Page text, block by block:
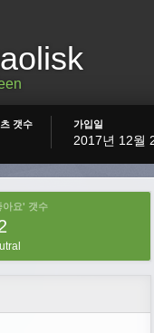
갯수 가입일
2017년 12월
아요' 갯수